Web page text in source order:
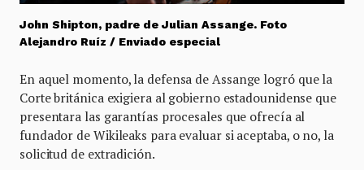
John Shipton, padre de Julian Assange. Foto
Alejandro Ruíz / Enviado especial
En aquel momento, la defensa de Assange logró que la
Corte británica exigiera al gobierno estadounidense que
presentara las garantías procesales que ofrecía al
fundador de Wikileaks para evaluar si aceptaba, o no, la
solicitud de extradición.